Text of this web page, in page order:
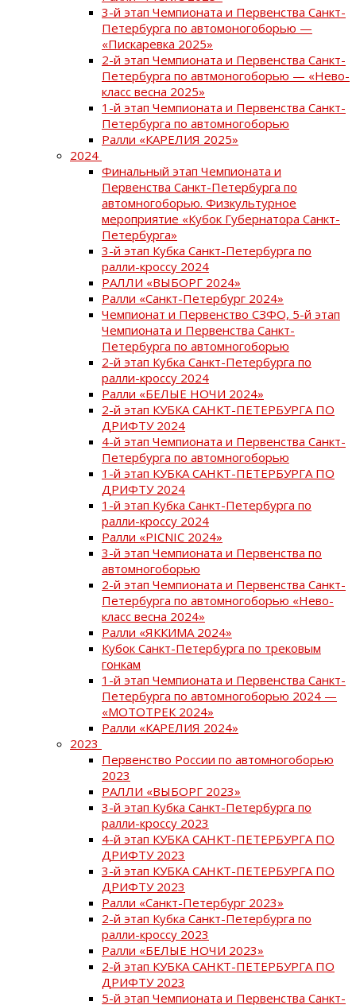
3-й этап Чемпионата и Первенства Санкт-
Петербурга по автомоногоборью —
«Пискаревка 2025»
2-й этап Чемпионата и Первенства Санкт-
Петербурга по автмоногоборью — «Нево-
класс весна 2025»
1-й этап Чемпионата и Первенства Санкт-
Петербурга по автомногоборью
Ралли «КАРЕЛИЯ 2025»
2024
Финальный этап Чемпионата и
Первенства Санкт-Петербурга по
автомногоборью. Физкультурное
мероприятие «Кубок Губернатора Санкт-
Петербурга»
3-й этап Кубка Санкт-Петербурга по
ралли-кроссу 2024
РАЛЛИ «ВЫБОРГ 2024»
Ралли «Санкт-Петербург 2024»
Чемпионат и Первенство СЗФО, 5-й этап
Чемпионата и Первенства Санкт-
Петербурга по автомногоборью
2-й этап Кубка Санкт-Петербурга по
ралли-кроссу 2024
Ралли «БЕЛЫЕ НОЧИ 2024»
2-й этап КУБКА САНКТ-ПЕТЕРБУРГА ПО
ДРИФТУ 2024
4-й этап Чемпионата и Первенства Санкт-
Петербурга по автомногоборью
1-й этап КУБКА САНКТ-ПЕТЕРБУРГА ПО
ДРИФТУ 2024
1-й этап Кубка Санкт-Петербурга по
ралли-кроссу 2024
Ралли «PICNIC 2024»
3-й этап Чемпионата и Первенства по
автомногоборью
2-й этап Чемпионата и Первенства Санкт-
Петербурга по автомногоборью «Нево-
класс весна 2024»
Ралли «ЯККИМА 2024»
Кубок Санкт-Петербурга по трековым
гонкам
1-й этап Чемпионата и Первенства Санкт-
Петербурга по автомногоборью 2024 —
«МОТОТРЕК 2024»
Ралли «КАРЕЛИЯ 2024»
2023
Первенство России по автомногоборью
2023
РАЛЛИ «ВЫБОРГ 2023»
3-й этап Кубка Санкт-Петербурга по
ралли-кроссу 2023
4-й этап КУБКА САНКТ-ПЕТЕРБУРГА ПО
ДРИФТУ 2023
3-й этап КУБКА САНКТ-ПЕТЕРБУРГА ПО
ДРИФТУ 2023
Ралли «Санкт-Петербург 2023»
2-й этап Кубка Санкт-Петербурга по
ралли-кроссу 2023
Ралли «БЕЛЫЕ НОЧИ 2023»
2-й этап КУБКА САНКТ-ПЕТЕРБУРГА ПО
ДРИФТУ 2023
5-й этап Чемпионата и Первенства Санкт-